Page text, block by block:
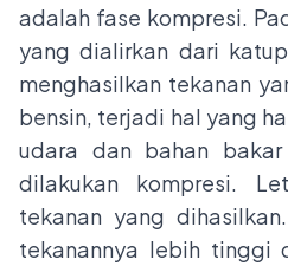
adalah fase kompresi.
yang dialirkan dari
menghasilkan tekanan
bensin, terjadi hal yang
udara dan bahan
dilakukan kompresi.
tekanan yang
tekanannya lebih tinggi